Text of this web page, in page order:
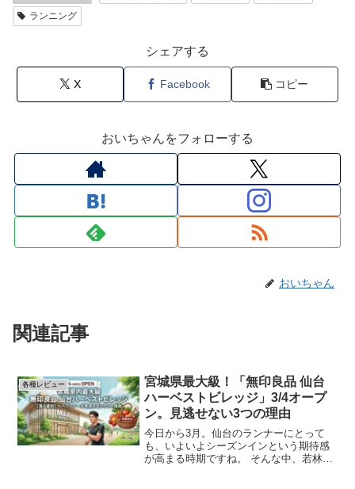
ランニング
シェアする
X Facebook コピー
おいちゃんをフォローする
おいちゃん
関連記事
各種レビュー
宮城県最大級！「無印良品 仙台
ハーベストビレッジ」3/4オープ
ン。見逃せない3つの理由
今日から3月。仙台のランナーにとって
も、いよいよシーズンインという期待感
が高まる時期ですね。 そんな中、若林区